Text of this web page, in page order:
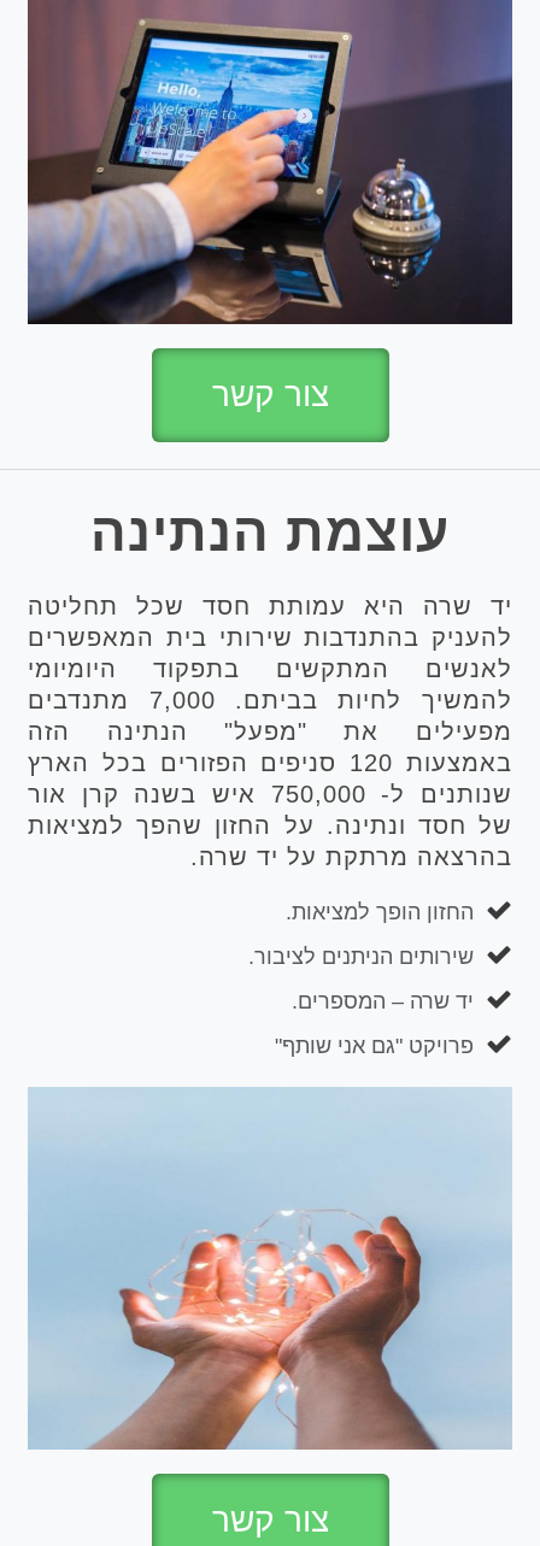
צור קשר
עוצמת הנתינה
יד שרה היא עמותת חסד שכל תחליטה
להעניק בהתנדבות שירותי בית המאפשרים
לאנשים המתקשים בתפקוד היומיומי
להמשיך לחיות בביתם. 7,000 מתנדבים
מפעילים את "מפעל" הנתינה הזה
באמצעות 120 סניפים הפזורים בכל הארץ
שנותנים ל- 750,000 איש בשנה קרן אור
של חסד ונתינה. על החזון שהפך למציאות
בהרצאה מרתקת על יד שרה.
החזון הופך למציאות.
שירותים הניתנים לציבור.
יד שרה – המספרים.
פרויקט "גם אני שותף"
צור קשר